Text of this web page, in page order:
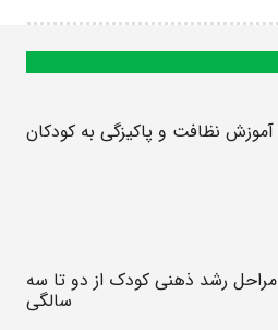
آموزش نظافت و پاکیزگی به کودکان
مراحل رشد ذهنی کودک از دو تا سه
سالگی